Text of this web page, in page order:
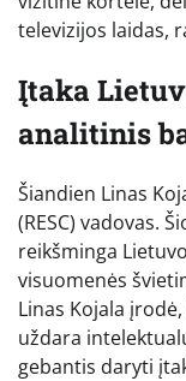
televizijos laidas,
Įtaka
analitinis
Šiandien Linas
(RESC) vadovas.
reikšminga
visuomenės
Linas Kojala
uždara
gebantis daryti